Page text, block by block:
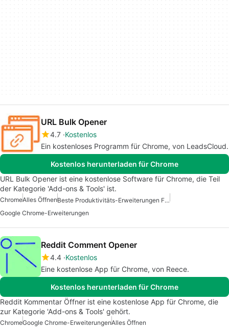
URL Bulk Opener
4.7 Kostenlos
Ein kostenloses Programm für Chrome, von LeadsCloud.
Kostenlos herunterladen für Chrome
URL Bulk Opener ist eine kostenlose Software für Chrome, die Teil
der Kategorie 'Add-ons & Tools' ist.
ChromeAlles Öffnen
Beste Produktivitäts-Erweiterungen Für Chrome
Google Chrome-Erweiterungen
Reddit Comment Opener
4.4 Kostenlos
Eine kostenlose App für Chrome, von Reece.
Kostenlos herunterladen für Chrome
Reddit Kommentar Öffner ist eine kostenlose App für Chrome, die
zur Kategorie 'Add-ons & Tools' gehört.
ChromeGoogle Chrome-ErweiterungenAlles Öffnen